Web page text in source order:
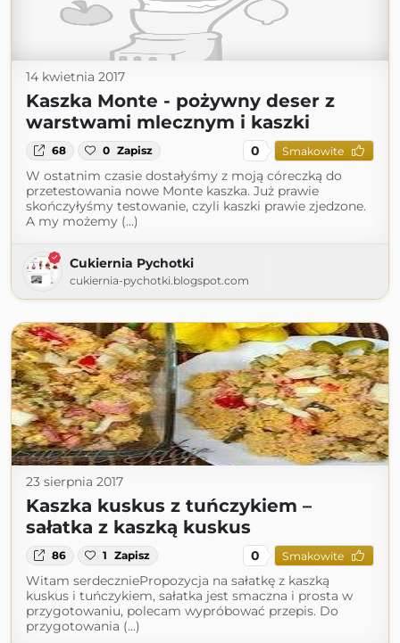
14 kwietnia 2017
Kaszka Monte - pożywny deser z
warstwami mlecznym i kaszki
68 0 Zapisz 0 Smakowite
W ostatnim czasie dostałyśmy z moją córeczką do
przetestowania nowe Monte kaszka. Już prawie
skończyłyśmy testowanie, czyli kaszki prawie zjedzone.
A my możemy (...)
Cukiernia Pychotki
cukiernia-pychotki.blogspot.com
23 sierpnia 2017
Kaszka kuskus z tuńczykiem –
sałatka z kaszką kuskus
86 1 Zapisz 0 Smakowite
Witam serdeczniePropozycja na sałatkę z kaszką
kuskus i tuńczykiem, sałatka jest smaczna i prosta w
przygotowaniu, polecam wypróbować przepis. Do
przygotowania (...)